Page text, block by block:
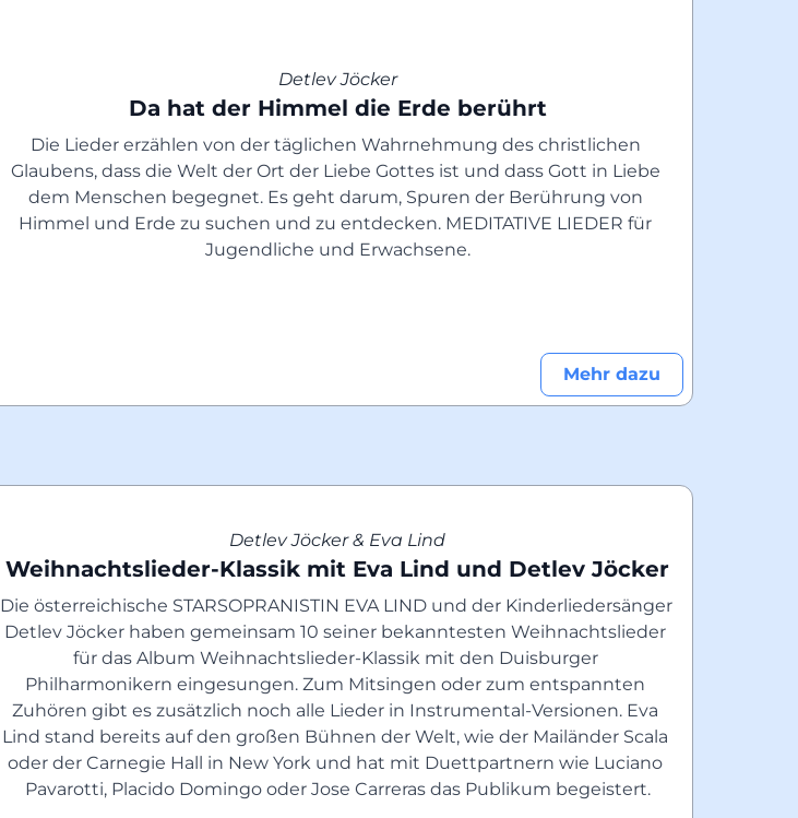
Detlev Jöcker
Da hat der Himmel die Erde berührt
Die Lieder erzählen von der täglichen Wahrnehmung des christlichen
Glaubens, dass die Welt der Ort der Liebe Gottes ist und dass Gott in Liebe
dem Menschen begegnet. Es geht darum, Spuren der Berührung von
Himmel und Erde zu suchen und zu entdecken. MEDITATIVE LIEDER für
Jugendliche und Erwachsene.
Mehr dazu
Detlev Jöcker & Eva Lind
Weihnachtslieder-Klassik mit Eva Lind und Detlev Jöcker
Die österreichische STARSOPRANISTIN EVA LIND und der Kinderliedersänger
Detlev Jöcker haben gemeinsam 10 seiner bekanntesten Weihnachtslieder
für das Album Weihnachtslieder-Klassik mit den Duisburger
Philharmonikern eingesungen. Zum Mitsingen oder zum entspannten
Zuhören gibt es zusätzlich noch alle Lieder in Instrumental-Versionen. Eva
Lind stand bereits auf den großen Bühnen der Welt, wie der Mailänder Scala
oder der Carnegie Hall in New York und hat mit Duettpartnern wie Luciano
Pavarotti, Placido Domingo oder Jose Carreras das Publikum begeistert.